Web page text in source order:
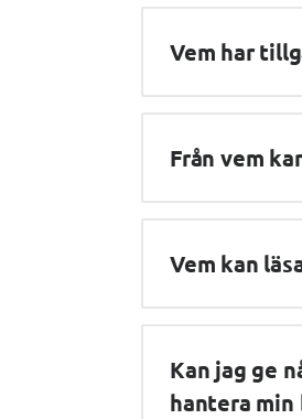
Vem har
Från vem
Vem kan
Kan jag ge
hantera min